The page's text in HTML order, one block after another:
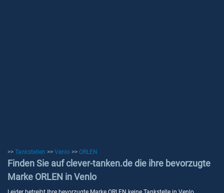
>> Tankstellen >> Venlo >> ORLEN
Finden Sie auf clever-tanken.de die ihre bevorzugte
Marke ORLEN in Venlo